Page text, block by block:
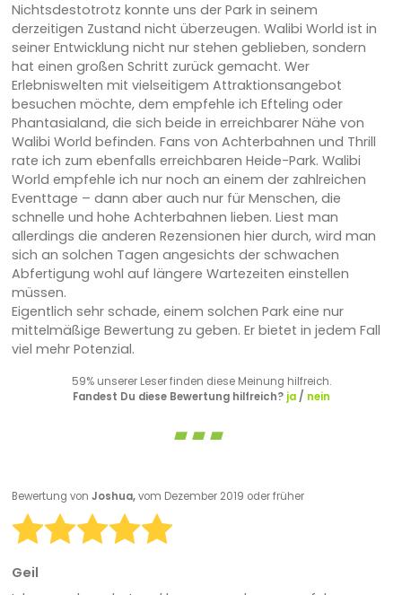
Nichtsdestotrotz konnte uns der Park in seinem
derzeitigen Zustand nicht überzeugen. Walibi World ist in
seiner Entwicklung nicht nur stehen geblieben, sondern
hat einen großen Schritt zurück gemacht. Wer
Erlebniswelten mit vielseitigem Attraktionsangebot
besuchen möchte, dem empfehle ich Efteling oder
Phantasialand, die sich beide in erreichbarer Nähe von
Walibi World befinden. Fans von Achterbahnen und Thrill
rate ich zum ebenfalls erreichbaren Heide-Park. Walibi
World empfehle ich nur noch an einem der zahlreichen
Eventtage – dann aber auch nur für Menschen, die
schnelle und hohe Achterbahnen lieben. Liest man
allerdings die anderen Rezensionen hier durch, wird man
sich an solchen Tagen angesichts der schwachen
Abfertigung wohl auf längere Wartezeiten einstellen
müssen.
Eigentlich sehr schade, einem solchen Park eine nur
mittelmäßige Bewertung zu geben. Er bietet in jedem Fall
viel mehr Potenzial.
59% unserer Leser finden diese Meinung hilfreich.
Fandest Du diese Bewertung hilfreich? ja/ nein
Bewertung von Joshua,vom Dezember 2019 oder früher
Geil